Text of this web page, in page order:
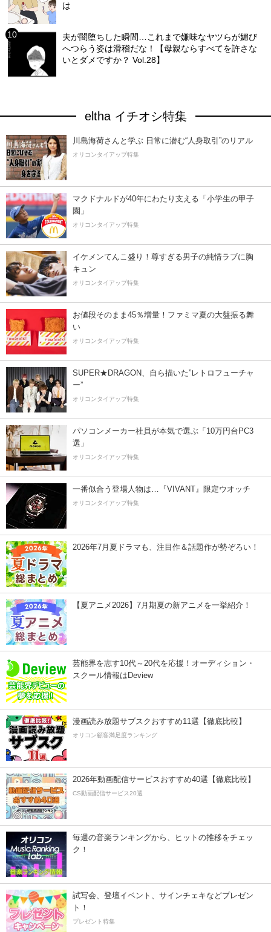
は
夫が闇堕ちした瞬間…これまで嫌味なヤツらが媚び
へつらう姿は滑稽だな！【母親ならすべてを許さな
いとダメですか？ Vol.28】
eltha イチオシ特集
川島海荷さんと学ぶ 日常に潜む“人身取引”のリアル
オリコンタイアップ特集
マクドナルドが40年にわたり支える「小学生の甲子
園」
オリコンタイアップ特集
イケメンてんこ盛り！尊すぎる男子の純情ラブに胸
キュン
オリコンタイアップ特集
お値段そのまま45％増量！ファミマ夏の大盤振る舞
い
オリコンタイアップ特集
SUPER★DRAGON、自ら描いた”レトロフューチャ
ー”
オリコンタイアップ特集
パソコンメーカー社員が本気で選ぶ「10万円台PC3
選」
オリコンタイアップ特集
一番似合う登場人物は…『VIVANT』限定ウオッチ
オリコンタイアップ特集
2026年7月夏ドラマも、注目作＆話題作が勢ぞろい！
【夏アニメ2026】7月期夏の新アニメを一挙紹介！
芸能界を志す10代～20代を応援！オーディション・
スクール情報はDeview
漫画読み放題サブスクおすすめ11選【徹底比較】
オリコン顧客満足度ランキング
2026年動画配信サービスおすすめ40選【徹底比較】
CS動画配信サービス20選
毎週の音楽ランキングから、ヒットの推移をチェッ
ク！
試写会、登壇イベント、サインチェキなどプレゼン
ト！
プレゼント特集